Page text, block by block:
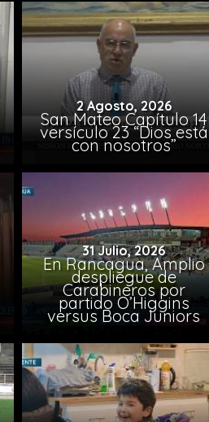
2 Agosto, 2026
San Mateo Capítulo 14
versículo 23 “Dios está
con nosotros”
31 Julio, 2026
En Rancagua, Amplio
despliegue de
Carabineros por
partido O’Higgins
versus Boca Juniors